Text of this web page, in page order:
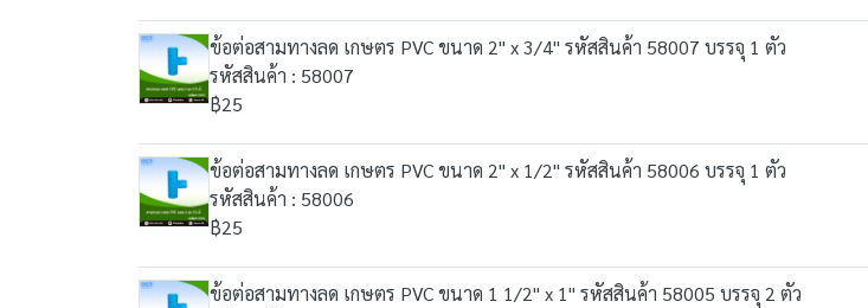
ข้อต่อสามทางลด เกษตร PVC ขนาด 2" x 3/4" รหัสสินค้า 58007 บรรจุ 1 ตัว
รหัสสินค้า : 58007
฿25
ข้อต่อสามทางลด เกษตร PVC ขนาด 2" x 1/2" รหัสสินค้า 58006 บรรจุ 1 ตัว
รหัสสินค้า : 58006
฿25
ข้อต่อสามทางลด เกษตร PVC ขนาด 1 1/2" x 1" รหัสสินค้า 58005 บรรจุ 2 ตัว